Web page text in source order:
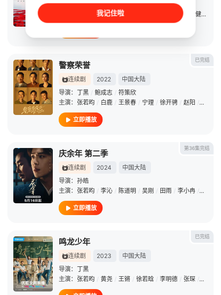
导演：内详
/ 沙宝亮 / 林永健 /
已完结
警察荣誉
连续剧 2022
中国大陆
导演： 丁黑 / 鲍成志 / 符策欣
主演： 张若昀 / 白鹿 / 王景春 / 宁理 / 徐开骋 / 赵阳 / 曹璐
立即播放
第36集完结
庆余年 第二季
连续剧 2024
中国大陆
导演： 孙皓
主演： 张若昀 / 李沁 / 陈道明 / 吴刚 / 田雨 / 李小冉 / 俞飞鸿
立即播放
已完结
鸣龙少年
连续剧 2023
中国大陆
导演： 丁黑
主演： 张若昀 / 黄尧 / 王锵 / 徐若晗 / 李明德 / 张琛 / 曾宥臻
我记住啦